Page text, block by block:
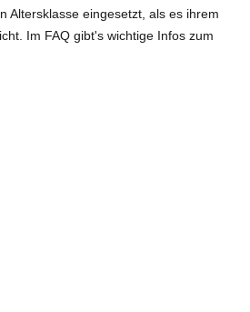
Altersklasse eingesetzt, als es ihrem
Im FAQ gibt's wichtige Infos zum